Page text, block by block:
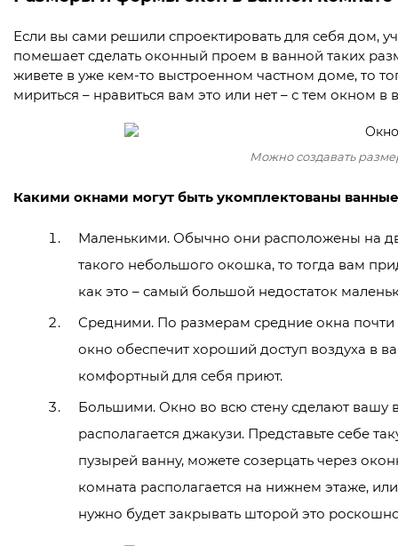
Если вы сами решили спроектировать для себя дом,
помешает сделать оконный проем в ванной таких
живете в уже кем-то выстроенном частном доме, то
мириться – нравиться вам это или нет – с тем окном в
Можно создавать
Какими окнами могут быть укомплектованы
Маленькими. Обычно они расположены на
такого небольшого окошка, то тогда вам
как это – самый большой недостаток
Средними. По размерам средние окна почти
окно обеспечит хороший доступ воздуха в
комфортный для себя приют.
Большими. Окно во всю стену сделают вашу
располагается джакузи. Представьте себе
пузырей ванну, можете созерцать через
комната располагается на нижнем этаже,
нужно будет закрывать шторой это